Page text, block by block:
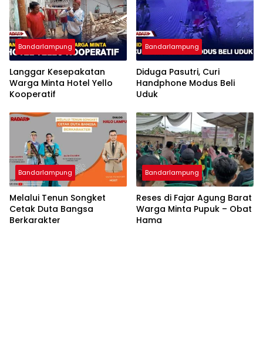
Bandarlampung
Langgar Kesepakatan
Warga Minta Hotel Yello
Kooperatif
Bandarlampung
Diduga Pasutri, Curi
Handphone Modus Beli
Uduk
Bandarlampung
Melalui Tenun Songket
Cetak Duta Bangsa
Berkarakter
Bandarlampung
Reses di Fajar Agung Barat
Warga Minta Pupuk – Obat
Hama